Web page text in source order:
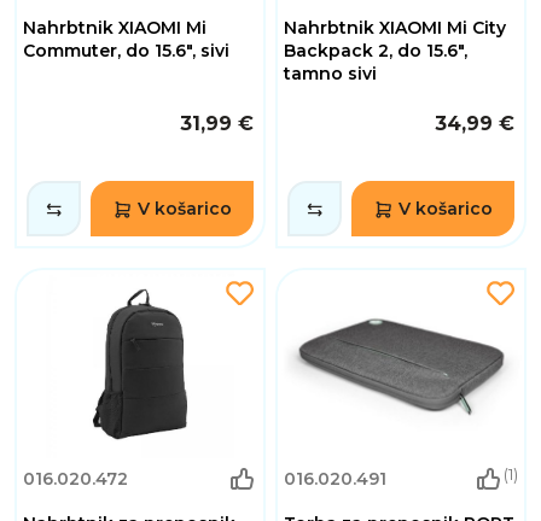
Nahrbtnik XIAOMI Mi
Commuter, do 15.6", sivi
31,99 €
V košarico
Nahrbtnik XIAOMI Mi City
Backpack 2, do 15.6",
tamno sivi
34,99 €
V košarico
016.020.472 016.020.491 (1)